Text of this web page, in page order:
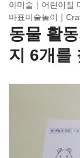
아미술｜어린이집
마표미술놀이｜
동물 활
지 6개를